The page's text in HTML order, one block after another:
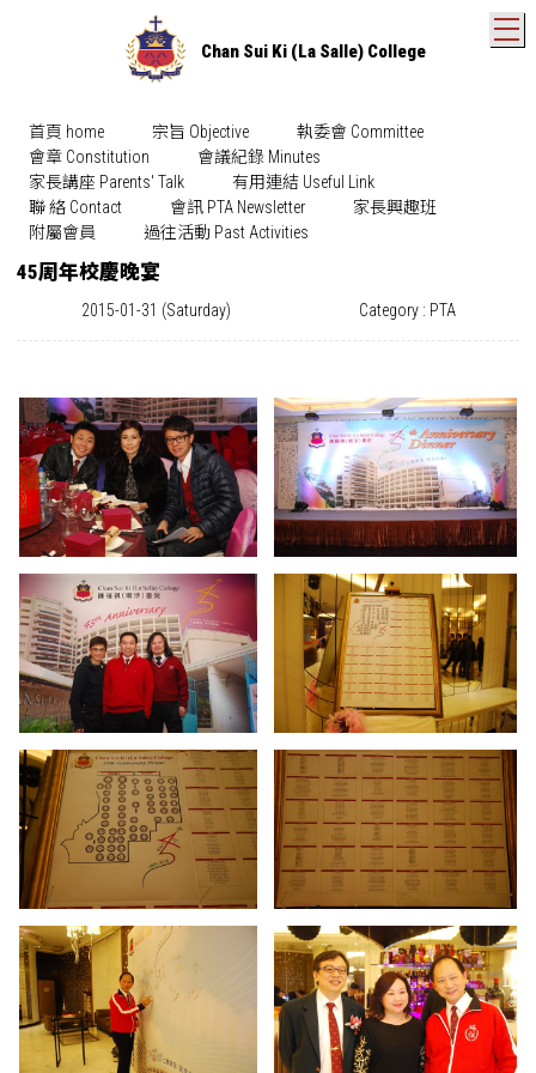
Chan Sui Ki (La Salle) College
首頁 home 宗旨 Objective
執委會 Committee
會章 Constitution
會議紀錄 Minutes
家長講座 Parents' Talk
有用連結 Useful Link
聯 絡 Contact
會訊 PTA Newsletter
家長興趣班
附屬會員
過往活動 Past Activities
45周年校慶晚宴
2015-01-31 (Saturday) Category : PTA